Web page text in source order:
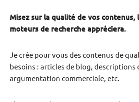
Misez sur la qualité de vos contenus,
moteurs de recherche appréciera.
Je crée pour vous des contenus de
besoins : articles de blog, descriptions
argumentation commerciale, etc.